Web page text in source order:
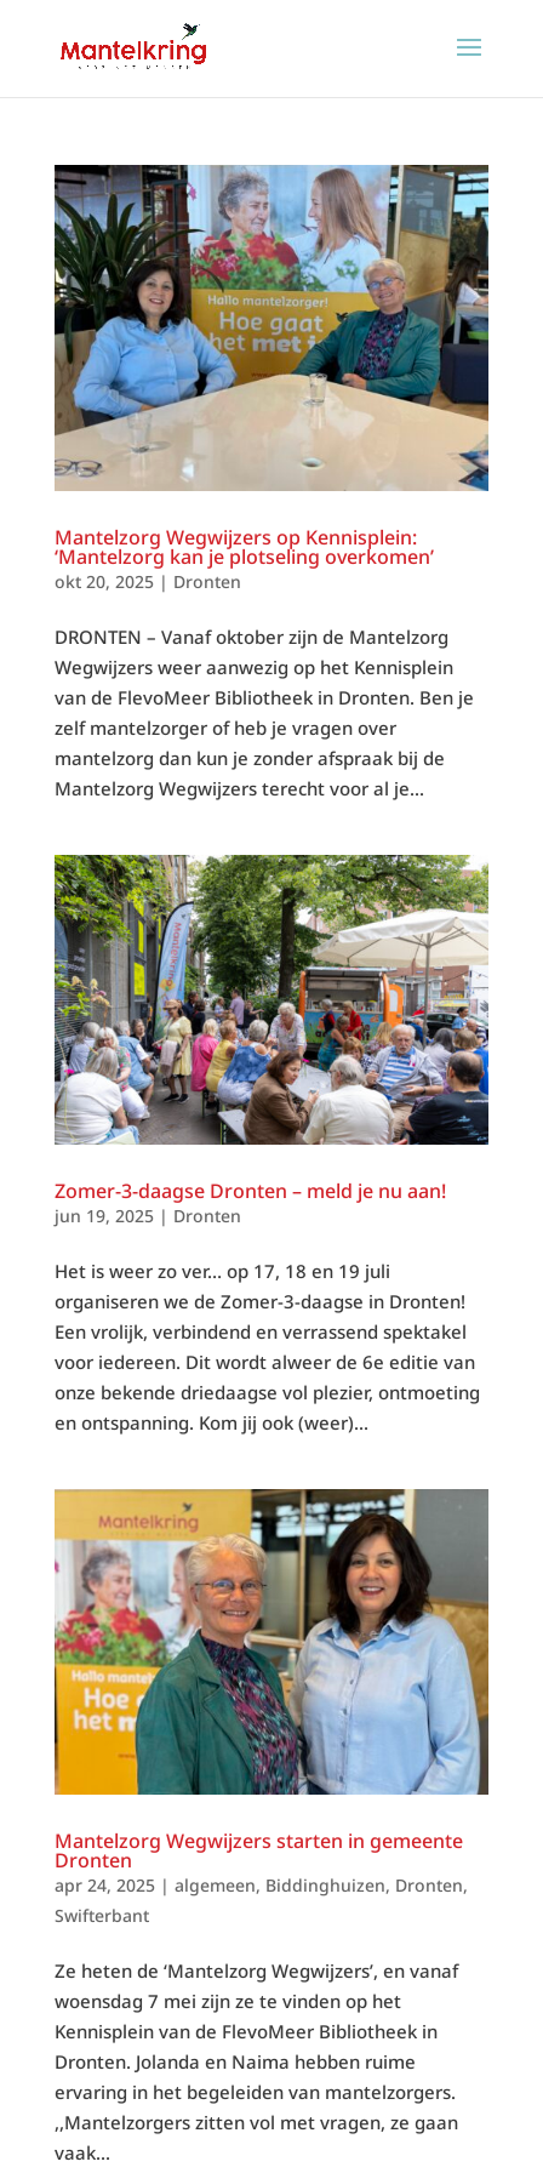
Mantelzorg Wegwijzers op Kennisplein:
‘Mantelzorg kan je plotseling overkomen’
okt 20, 2025| Dronten
DRONTEN – Vanaf oktober zijn de Mantelzorg
Wegwijzers weer aanwezig op het Kennisplein
van de FlevoMeer Bibliotheek in Dronten. Ben je
zelf mantelzorger of heb je vragen over
mantelzorg dan kun je zonder afspraak bij de
Mantelzorg Wegwijzers terecht voor al je...
Zomer-3-daagse Dronten – meld je nu aan!
jun 19, 2025| Dronten
Het is weer zo ver… op 17, 18 en 19 juli
organiseren we de Zomer-3-daagse in Dronten!
Een vrolijk, verbindend en verrassend spektakel
voor iedereen. Dit wordt alweer de 6e editie van
onze bekende driedaagse vol plezier, ontmoeting
en ontspanning. Kom jij ook (weer)...
Mantelzorg Wegwijzers starten in gemeente
Dronten
apr 24, 2025| algemeen, Biddinghuizen, Dronten,
Swifterbant
Ze heten de ‘Mantelzorg Wegwijzers’, en vanaf
woensdag 7 mei zijn ze te vinden op het
Kennisplein van de FlevoMeer Bibliotheek in
Dronten. Jolanda en Naima hebben ruime
ervaring in het begeleiden van mantelzorgers.
,,Mantelzorgers zitten vol met vragen, ze gaan
vaak...